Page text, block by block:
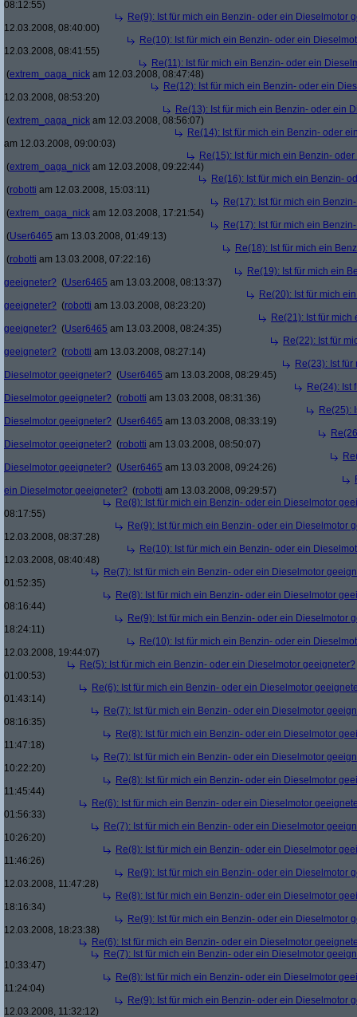
08:12:55)
Re(9): Ist für mich ein Benzin- oder ein Dieselmotor
12.03.2008, 08:40:00)
Re(10): Ist für mich ein Benzin- oder ein
12.03.2008, 08:41:55)
Re(11): Ist für mich ein Benzin- oder ein
(extrem_oaga_nick am 12.03.2008, 08:47:48)
Re(12): Ist für mich ein Benzin- oder ein
12.03.2008, 08:53:20)
Re(13): Ist für mich ein Benzin- oder ein
(extrem_oaga_nick am 12.03.2008, 08:56:07)
Re(14): Ist für mich ein Benzin- oder
am 12.03.2008, 09:00:03)
Re(15): Ist für mich ein Benzin-
(extrem_oaga_nick am 12.03.2008, 09:22:44)
Re(16): Ist für mich ein Benzin-
(robotti am 12.03.2008, 15:03:11)
Re(17): Ist für mich ein
(extrem_oaga_nick am 12.03.2008, 17:21:54)
Re(17): Ist für mich ein
(User6465 am 13.03.2008, 01:49:13)
Re(18): Ist für mich ein
(robotti am 13.03.2008, 07:22:16)
Re(19): Ist für mich ein
geeigneter? (User6465 am 13.03.2008, 08:13:37)
Re(20): Ist für mich
geeigneter? (robotti am 13.03.2008, 08:23:20)
Re(21): Ist für
geeigneter? (User6465 am 13.03.2008, 08:24:35)
Re(22): Ist für
geeigneter? (robotti am 13.03.2008, 08:27:14)
Re(23): Ist
Dieselmotor geeigneter? (User6465 am 13.03.2008, 08:29:45)
Re(24): Ist
Dieselmotor geeigneter? (robotti am 13.03.2008, 08:31:36)
Re(25):
Dieselmotor geeigneter? (User6465 am 13.03.2008, 08:33:19)
Dieselmotor geeigneter? (robotti am 13.03.2008, 08:50:07)
Dieselmotor geeigneter? (User6465 am 13.03.2008, 09:24:26)
ein Dieselmotor geeigneter? (robotti am 13.03.2008, 09:29:57)
Re(8): Ist für mich ein Benzin- oder ein Dieselmotor
08:17:55)
Re(9): Ist für mich ein Benzin- oder ein Dieselmotor
12.03.2008, 08:37:28)
Re(10): Ist für mich ein Benzin- oder ein
12.03.2008, 08:40:48)
Re(7): Ist für mich ein Benzin- oder ein Dieselmotor
01:52:35)
Re(8): Ist für mich ein Benzin- oder ein Dieselmotor
08:16:44)
Re(9): Ist für mich ein Benzin- oder ein Dieselmotor
18:24:11)
Re(10): Ist für mich ein Benzin- oder ein
12.03.2008, 19:44:07)
Re(5): Ist für mich ein Benzin- oder ein Dieselmotor geeigneter?
01:00:53)
Re(6): Ist für mich ein Benzin- oder ein Dieselmotor
01:43:14)
Re(7): Ist für mich ein Benzin- oder ein Dieselmotor
08:16:35)
Re(8): Ist für mich ein Benzin- oder ein Dieselmotor
11:47:18)
Re(7): Ist für mich ein Benzin- oder ein Dieselmotor
10:22:20)
Re(8): Ist für mich ein Benzin- oder ein Dieselmotor
11:45:44)
Re(6): Ist für mich ein Benzin- oder ein Dieselmotor
01:56:33)
Re(7): Ist für mich ein Benzin- oder ein Dieselmotor
10:26:20)
Re(8): Ist für mich ein Benzin- oder ein Dieselmotor
11:46:26)
Re(9): Ist für mich ein Benzin- oder ein Dieselmotor
12.03.2008, 11:47:28)
Re(8): Ist für mich ein Benzin- oder ein Dieselmotor
18:16:34)
Re(9): Ist für mich ein Benzin- oder ein Dieselmotor
12.03.2008, 18:23:38)
Re(6): Ist für mich ein Benzin- oder ein Dieselmotor
Re(7): Ist für mich ein Benzin- oder ein Dieselmotor
10:33:47)
Re(8): Ist für mich ein Benzin- oder ein Dieselmotor
11:24:04)
Re(9): Ist für mich ein Benzin- oder ein Dieselmotor
12.03.2008, 11:32:12)